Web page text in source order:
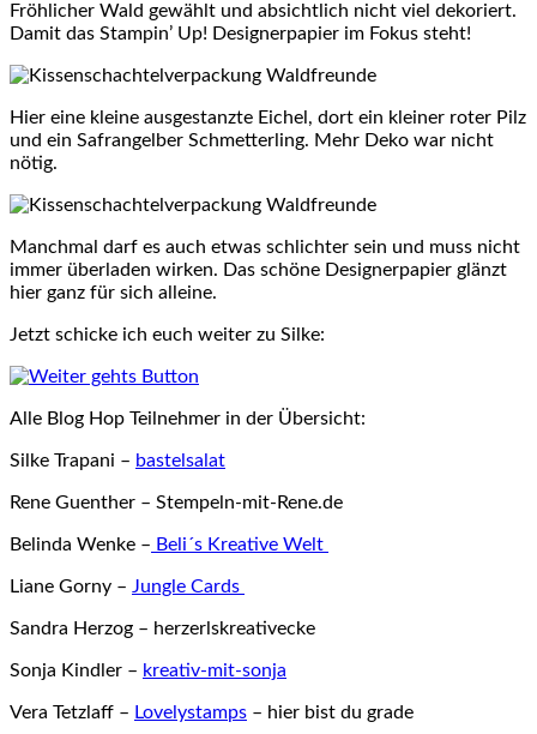
Fröhlicher Wald gewählt und absichtlich nicht viel dekoriert.
Damit das Stampin’ Up! Designerpapier im Fokus steht!
Hier eine kleine ausgestanzte Eichel, dort ein kleiner roter Pilz
und ein Safrangelber Schmetterling. Mehr Deko war nicht
nötig.
Manchmal darf es auch etwas schlichter sein und muss nicht
immer überladen wirken. Das schöne Designerpapier glänzt
hier ganz für sich alleine.
Jetzt schicke ich euch weiter zu Silke:
Alle Blog Hop Teilnehmer in der Übersicht:
Silke Trapani – bastelsalat
Rene Guenther – Stempeln-mit-Rene.de
Belinda Wenke – Beli´s Kreative Welt
Liane Gorny – Jungle Cards
Sandra Herzog – herzerlskreativecke
Sonja Kindler – kreativ-mit-sonja
Vera Tetzlaff – Lovelystamps – hier bist du grade